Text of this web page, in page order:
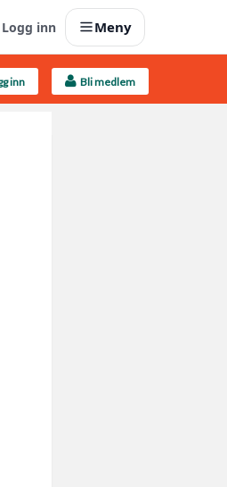
Logg inn Meny
inn Bli medlem